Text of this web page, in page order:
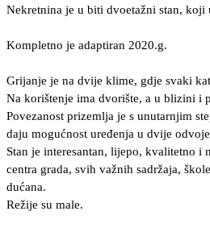
Nekretnina je u biti dvoetažni stan, koji
Kompletno je adaptiran 2020.g.
Grijanje je na dvije klime, gdje svaki
Na korištenje ima dvorište, a u blizini i
Povezanost prizemlja je s unutarnjim
daju mogućnost uređenja u dvije
Stan je interesantan, lijepo, kvalitetno i
centra grada, svih važnih sadržaja,
dućana.
Režije su male.